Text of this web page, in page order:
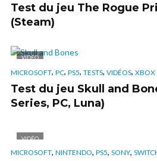
Test du jeu The Rogue
(Steam)
VIDÉO
MICROSOFT, PC, PS5, TESTS, VIDÉOS, XBOX
Test du jeu Skull and
Series, PC, Luna)
VIDÉO
MICROSOFT, NINTENDO, PS5, SONY,